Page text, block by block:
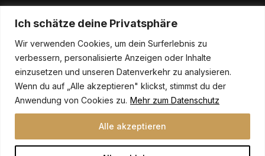
Ich schätze deine Privatsphäre
Wir verwenden Cookies, um dein Surferlebnis zu
verbessern, personalisierte Anzeigen oder Inhalte
einzusetzen und unseren Datenverkehr zu analysieren.
Wenn du auf „Alle akzeptieren" klickst, stimmst du der
Anwendung von Cookies zu. Mehr zum Datenschutz
Alle akzeptieren
Social Media